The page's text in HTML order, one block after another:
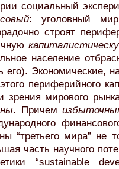
социальный
: уголовный
строят
население
его). Экономические,
периферийного
зрения мирового
. Причем
“третьего мира” не
часть научного
“sustainable